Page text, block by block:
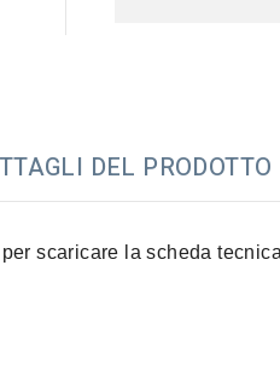
DEL PRODOTTO
per scaricare la scheda